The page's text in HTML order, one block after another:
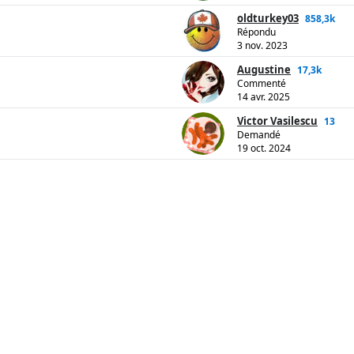
oldturkey03 858,3k
Répondu
3 nov. 2023
Augustine 17,3k
Commenté
14 avr. 2025
Victor Vasilescu 13
Demandé
19 oct. 2024